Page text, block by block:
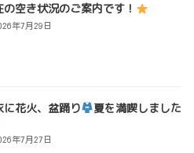
の空き状況のご案内です！
年7月29日
に花火、盆踊り 夏を満喫しました
年7月27日